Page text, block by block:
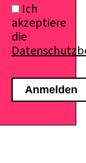
Ich
akzeptiere
die